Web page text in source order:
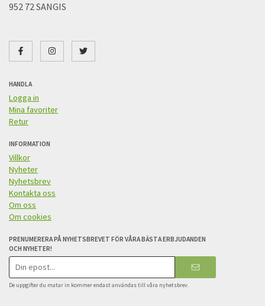
952 72 SANGIS
HANDLA
Logga in
Mina favoriter
Retur
INFORMATION
Villkor
Nyheter
Nyhetsbrev
Kontakta oss
Om oss
Om cookies
PRENUMERERA PÅ NYHETSBREVET FÖR VÅRA BÄSTA ERBJUDANDEN
OCH NYHETER!
E-
postadress
De uppgifter du matar in kommer endast användas till våra nyhetsbrev.